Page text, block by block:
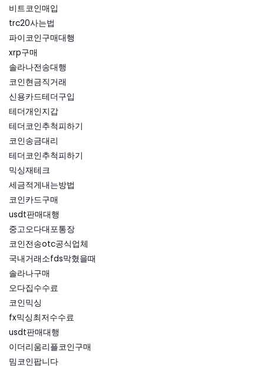
비트코인매입
trc20사는법
파이코인구매대행
xrp구매
솔라나전송대행
코인현금직거래
신용카드테더구입
테더개인지갑
테더코인추척피하기
코인송금대리
테더코인추척피하기
믹싱재테크
세금적게내는방법
코인카드구매
usdt판매대행
중고오다대포통장
코인전송otc공식업체
국내거래소fds막혔을때
솔라나구매
오다집수수료
코인믹싱
fx믹싱최저수수료
usdt판매대행
이더리움리플코인구매
밈코인팝니다